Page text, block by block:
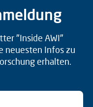
"Inside AWI"
neuesten Infos zu
erhalten.